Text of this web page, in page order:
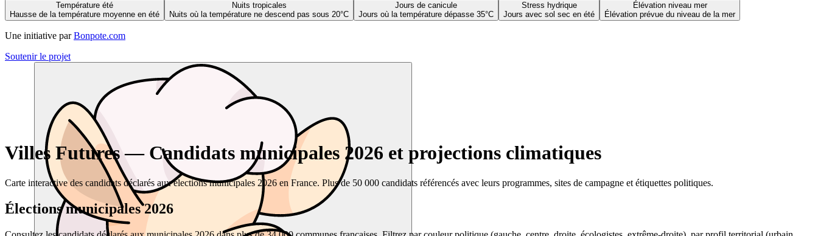
Température été
Hausse de la température moyenne en été
Nuits tropicales
Nuits où la température ne descend pas sous 20°C
Jours de canicule
Jours où la température dépasse 35°C
Stress hydrique
Jours avec sol sec en été
Élévation niveau mer
Élévation prévue du niveau de la mer
Une initiative par Bonpote.com
Soutenir le projet
Villes Futures — Candidats municipales 2026 et projections climatiques
Carte interactive des candidats déclarés aux élections municipales 2026 en France. Plus de 50 000 candidats référencés avec leurs programmes, sites de campagne et étiquettes politiques.
Élections municipales 2026